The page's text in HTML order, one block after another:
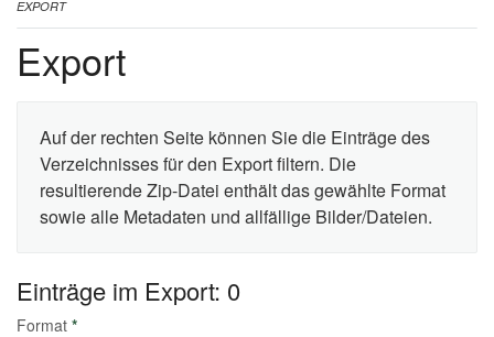
EXPORT
Export
Auf der rechten Seite können Sie die Einträge des
Verzeichnisses für den Export filtern. Die
resultierende Zip-Datei enthält das gewählte Format
sowie alle Metadaten und allfällige Bilder/Dateien.
Einträge im Export: 0
Format *